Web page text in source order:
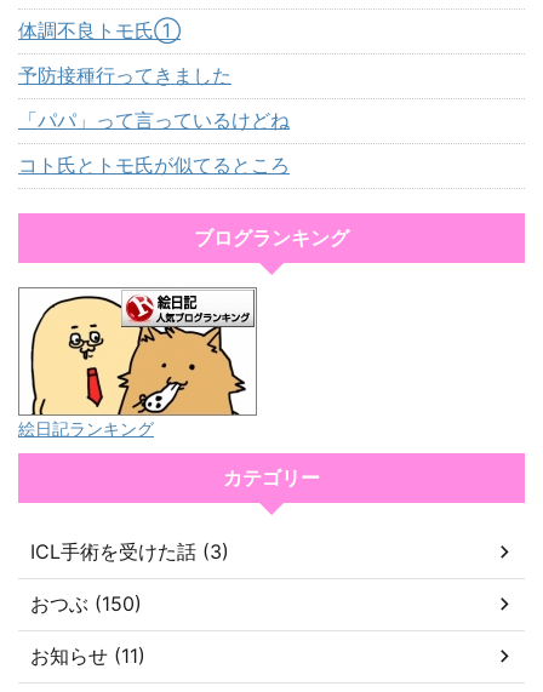
体調不良トモ氏①
予防接種行ってきました
「パパ」って言っているけどね
コト氏とトモ氏が似てるところ
ブログランキング
絵日記ランキング
カテゴリー
ICL手術を受けた話 (3)
おつぶ (150)
お知らせ (11)